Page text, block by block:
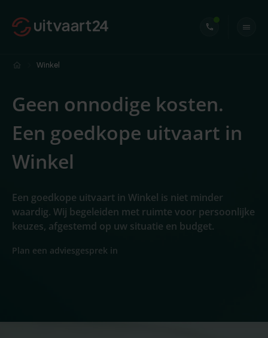
Winkel
Geen onnodige kosten.
Een goedkope uitvaart in
Winkel
Een goedkope uitvaart in Winkel is niet minder
waardig. Wij begeleiden met ruimte voor persoonlijke
keuzes, afgestemd op uw situatie en budget.
Plan een adviesgesprek in